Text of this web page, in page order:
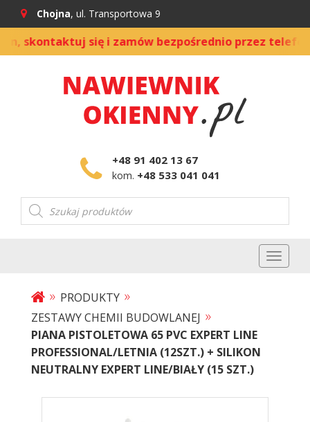
Chojna, ul. Transportowa 9
się i zamów bezpośrednio przez telefon
+48 91 402 13 67
kom. +48 533 041 041
Wyszukiwarka
produktów
Toggle
» PRODUKTY »
ZESTAWY CHEMII BUDOWLANEJ »
PIANA PISTOLETOWA 65 PVC EXPERT LINE
PROFESSIONAL/LETNIA (12SZT.) + SILIKON
NEUTRALNY EXPERT LINE/BIAŁY (15 SZT.)